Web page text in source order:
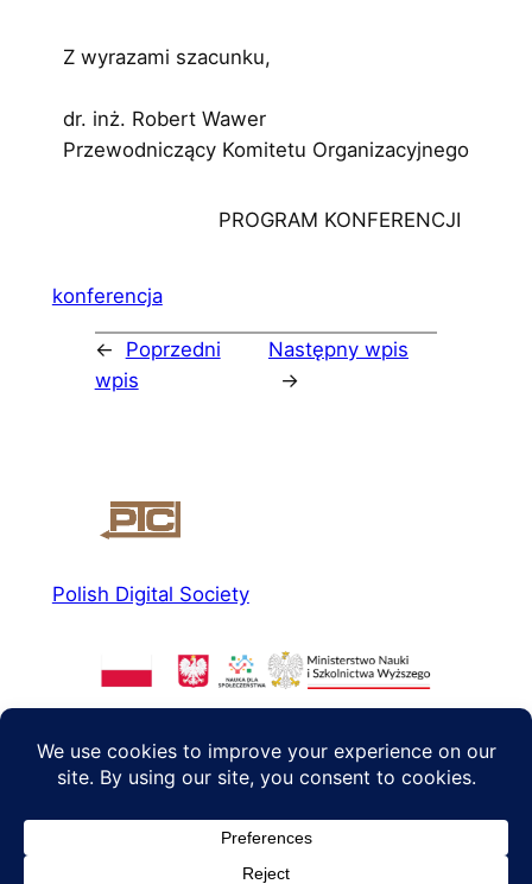
Z wyrazami szacunku,
dr. inż. Robert Wawer
Przewodniczący Komitetu Organizacyjnego
PROGRAM KONFERENCJI
konferencja
←
Poprzedni
wpis
Następny wpis
→
Polish Digital Society
About us Social media